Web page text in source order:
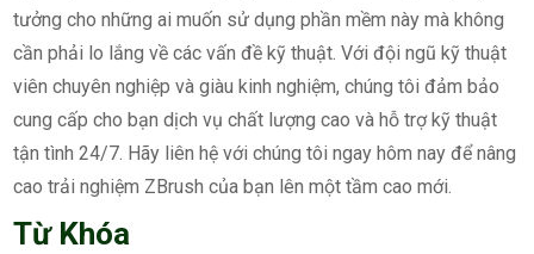
tưởng cho những ai muốn sử dụng phần mềm này mà không
cần phải lo lắng về các vấn đề kỹ thuật. Với đội ngũ kỹ thuật
viên chuyên nghiệp và giàu kinh nghiệm, chúng tôi đảm bảo
cung cấp cho bạn dịch vụ chất lượng cao và hỗ trợ kỹ thuật
tận tình 24/7. Hãy liên hệ với chúng tôi ngay hôm nay để nâng
cao trải nghiệm ZBrush của bạn lên một tầm cao mới.
Từ Khóa